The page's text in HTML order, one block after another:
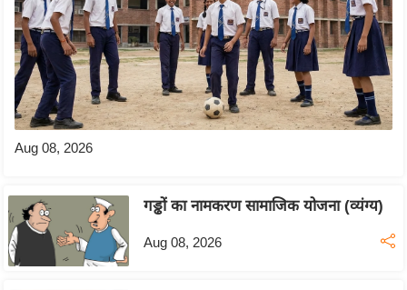
P
a
n
e
l
L
o
s
a
Aug 08, 2026
गड्ढों का नामकरण सामाजिक योजना (व्यंग्य)
Aug 08, 2026